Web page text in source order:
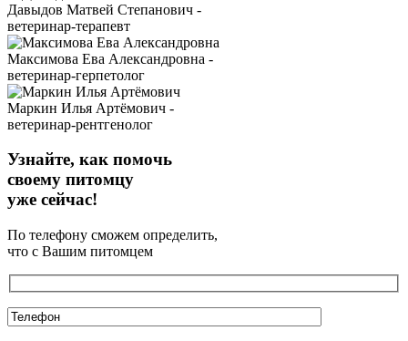
Давыдов Матвей Степанович -
ветеринар-терапевт
Максимова Ева Александровна -
ветеринар-герпетолог
Маркин Илья Артёмович -
ветеринар-рентгенолог
Узнайте, как помочь
своему питомцу
уже сейчас!
По телефону сможем определить,
что с Вашим питомцем